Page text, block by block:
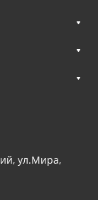
ул.Мира,